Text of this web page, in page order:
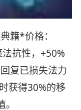
籍*价格：
抗性，+50%
复已损失法力
获得30%的移